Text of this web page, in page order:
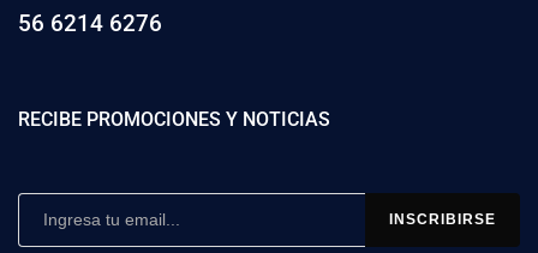
56 6214 6276
RECIBE PROMOCIONES Y NOTICIAS